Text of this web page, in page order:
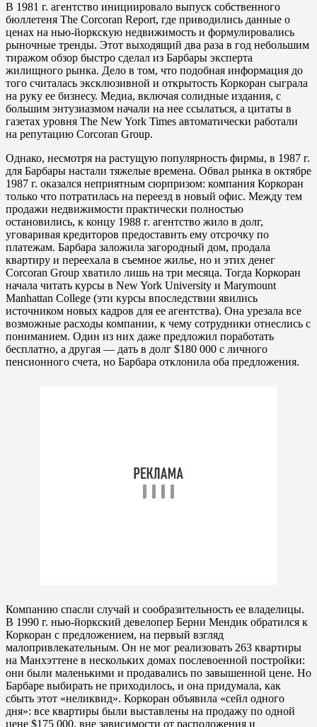
В 1981 г. агентство инициировало выпуск собственного
бюллетеня The Corcoran Report, где приводились данные о
ценах на нью-йоркскую недвижимость и формулировались
рыночные тренды. Этот выходящий два раза в год небольшим
тиражом обзор быстро сделал из Барбары эксперта
жилищного рынка. Дело в том, что подобная информация до
того считалась эксклюзивной и открытость Коркоран сыграла
на руку ее бизнесу. Медиа, включая солидные издания, с
большим энтузиазмом начали на нее ссылаться, а цитаты в
газетах уровня The New York Times автоматически работали
на репутацию Corcoran Group.
Однако, несмотря на растущую популярность фирмы, в 1987 г.
для Барбары настали тяжелые времена. Обвал рынка в октябре
1987 г. оказался неприятным сюрпризом: компания Коркоран
только что потратилась на переезд в новый офис. Между тем
продажи недвижимости практически полностью
остановились, к концу 1988 г. агентство жило в долг,
уговаривая кредиторов предоставить ему отсрочку по
платежам. Барбара заложила загородный дом, продала
квартиру и переехала в съемное жилье, но и этих денег
Corcoran Group хватило лишь на три месяца. Тогда Коркоран
начала читать курсы в New York University и Marymount
Manhattan College (эти курсы впоследствии явились
источником новых кадров для ее агентства). Она урезала все
возможные расходы компании, к чему сотрудники отнеслись с
пониманием. Один из них даже предложил поработать
бесплатно, а другая — дать в долг $180 000 с личного
пенсионного счета, но Барбара отклонила оба предложения.
Компанию спасли случай и сообразительность ее владелицы.
В 1990 г. нью-йоркский девелопер Берни Мендик обратился к
Коркоран с предложением, на первый взгляд
малопривлекательным. Он не мог реализовать 263 квартиры
на Манхэттене в нескольких домах послевоенной постройки:
они были маленькими и продавались по завышенной цене. Но
Барбаре выбирать не приходилось, и она придумала, как
сбыть этот «неликвид». Коркоран объявила «сейл одного
дня»: все квартиры были выставлены на продажу по одной
цене $175 000, вне зависимости от расположения и